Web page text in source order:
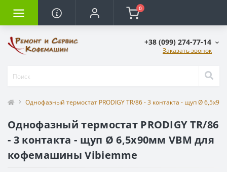
0
+38 (099) 274-77-14
Заказать звонок
Однофазный термостат PRODIGY TR/86 - 3 контакта - щуп Ø
Однофазный термостат PRODIGY TR/86
- 3 контакта - щуп Ø 6,5x90мм VBM для
кофемашины Vibiemme